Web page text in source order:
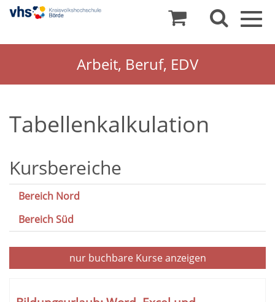
Arbeit, Beruf, EDV
Tabellenkalkulation
Kursbereiche
Bereich Nord
Bereich Süd
nur buchbareKurse anzeigen
Tabellenüberschriften